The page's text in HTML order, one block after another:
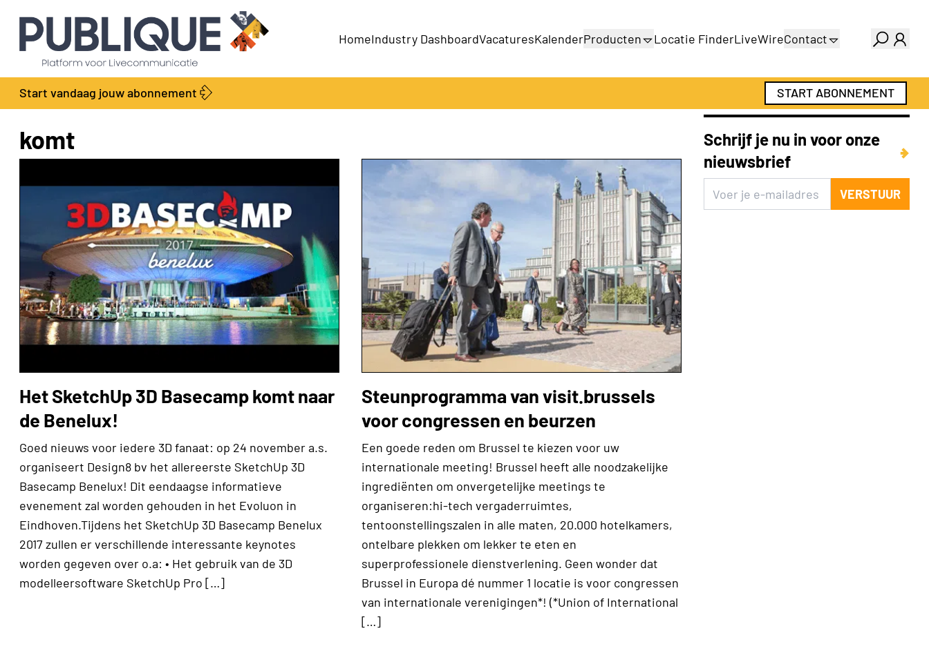
HomeIndustry DashboardVacaturesKalenderProducten
Productengids
Locatie FinderLiveWireContact
Adverteren
Abonnementen
Start vandaag jouw abonnement START ABONNEMENT
komt
Het SketchUp 3D Basecamp komt naar
de Benelux!
Goed nieuws voor iedere 3D fanaat: op 24 november a.s.
organiseert Design8 bv het allereerste SketchUp 3D
Basecamp Benelux! Dit eendaagse informatieve
evenement zal worden gehouden in het Evoluon in
Eindhoven.Tijdens het SketchUp 3D Basecamp Benelux
2017 zullen er verschillende interessante keynotes
worden gegeven over o.a: • Het gebruik van de 3D
modelleersoftware SketchUp Pro […]
Steunprogramma van visit.brussels
voor congressen en beurzen
Een goede reden om Brussel te kiezen voor uw
internationale meeting! Brussel heeft alle noodzakelijke
ingrediënten om onvergetelijke meetings te
organiseren:hi-tech vergaderruimtes,
tentoonstellingszalen in alle maten, 20.000 hotelkamers,
ontelbare plekken om lekker te eten en
superprofessionele dienstverlening. Geen wonder dat
Brussel in Europa dé nummer 1 locatie is voor congressen
van internationale verenigingen*! (*Union of International
[…]
Schrijf je nu in voor onze
nieuwsbrief
VERSTUUR